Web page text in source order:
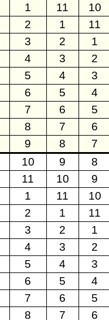
1 11
10
2 1
11
3 2
1
4 3
2
5 4
3
6 5
4
7 6
5
8 7
6
9 8 7
10 9
8
11 10
9
1 11
10
2 1
11
3 2
1
4 3
2
5 4
3
6 5
4
7 6
5
8 7
6